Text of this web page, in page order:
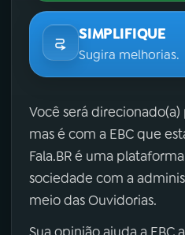
SIMPLIFIQUE
Sugira melhorias.
Você será direcionado(a)
mas é com a EBC que
Fala.BR é uma
sociedade com a
meio das Ouvidorias.